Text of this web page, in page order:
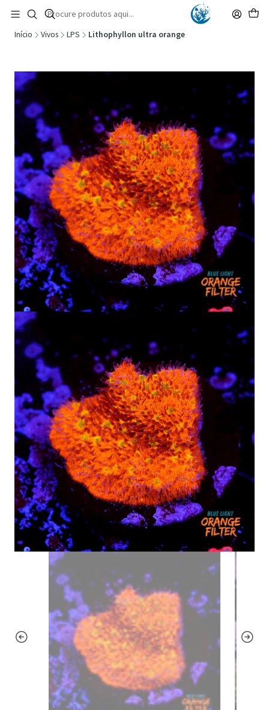
🚚 Portugal Continental: Portes Grátis desde 149,90€ (Envio extresso: 14,90€)
Ler mais
Início Vivos LPS Lithophyllon ultra orange